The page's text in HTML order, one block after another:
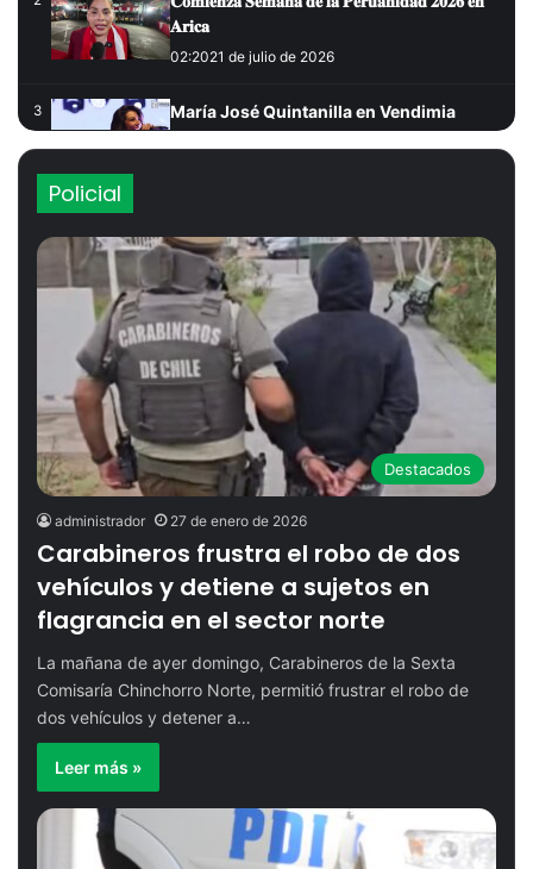
𝐀𝐫𝐢𝐜𝐚
02:2021 de julio de 2026
3
María José Quintanilla en Vendimia
Codpa 2026
01:5821 de mayo de 2026
Milena Warthon compartió con sus fans
de Arica
01:47 1 de febrero de 2026
Inician intensos controles al transporte
interurbano y corredor Arica-Tacna
08:153 de abril de 2026
7
CORE Arica aprueba más de $3.200
millones para iniciar la histórica
demolición de Cerro Chuño
08:18 14 de mayo de 2026
8
Decomisan más de 20 toneladas de
productos del mar en fiscalizaciones
9
Incautan más de 68 toneladas de carga
contaminada con cocaína y ketamina
Policial
Destacados
administrador 27 de enero de 2026
Carabineros frustra el robo de dos
vehículos y detiene a sujetos en
flagrancia en el sector norte
La mañana de ayer domingo, Carabineros de la Sexta
Comisaría Chinchorro Norte, permitió frustrar el robo de
dos vehículos y detener a…
Leer más »